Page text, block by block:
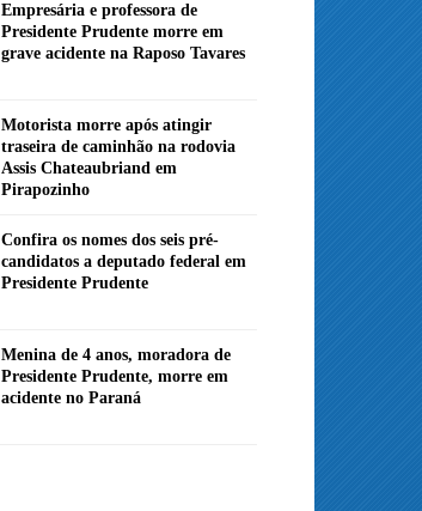
Empresária e professora de
Presidente Prudente morre em
grave acidente na Raposo Tavares
Motorista morre após atingir
traseira de caminhão na rodovia
Assis Chateaubriand em
Pirapozinho
Confira os nomes dos seis pré-
candidatos a deputado federal em
Presidente Prudente
Menina de 4 anos, moradora de
Presidente Prudente, morre em
acidente no Paraná